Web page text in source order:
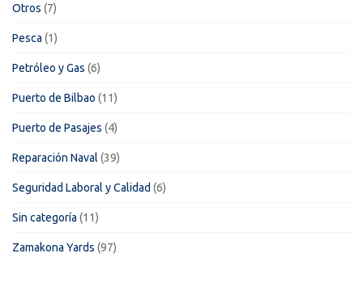
Otros (7)
Pesca (1)
Petróleo y Gas (6)
Puerto de Bilbao (11)
Puerto de Pasajes (4)
Reparación Naval (39)
Seguridad Laboral y Calidad (6)
Sin categoría (11)
Zamakona Yards (97)